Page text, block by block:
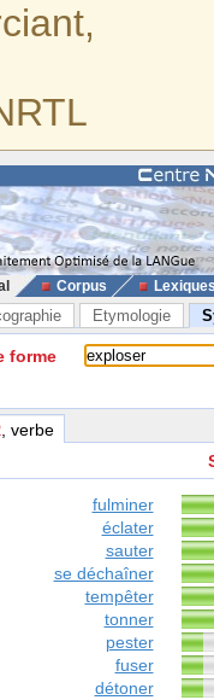
Corpus
Etymologie
forme
, verbe
fulminer
éclater
sauter
se déchaîner
tempêter
tonner
pester
fuser
détoner